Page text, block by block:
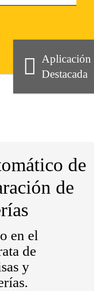
Aplicación
Destacada
de
de
en el
de
y